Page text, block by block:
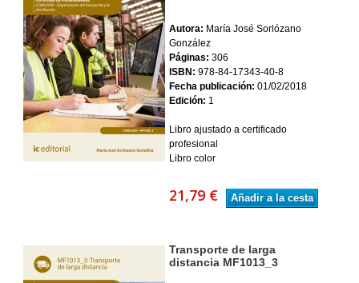
Autora: María José Sorlózano
González
Páginas: 306
ISBN: 978-84-17343-40-8
Fecha publicación: 01/02/2018
Edición: 1
Libro ajustado a certificado
profesional
Libro color
21,79 € Añadir a la cesta
Transporte de larga
distancia MF1013_3